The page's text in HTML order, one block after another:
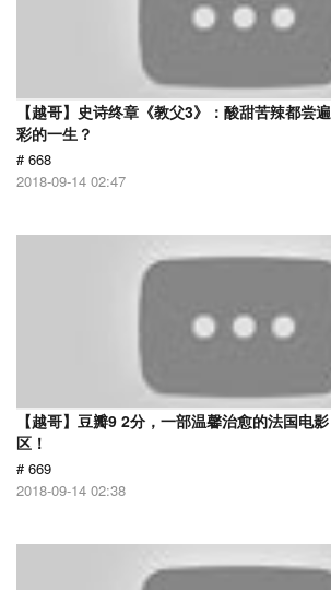
【越哥】史诗终章《教父3》：酸甜苦辣都尝
彩的一生？
# 668
2018-09-14 02:47
【越哥】豆瓣9 2分，一部温馨治愈的法国电
区！
# 669
2018-09-14 02:38